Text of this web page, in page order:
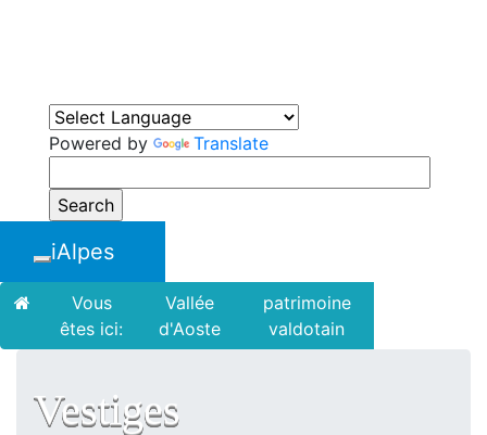
Powered by Translate
iAlpes
Vous
êtes ici:
Vallée
d'Aoste
patrimoine
valdotain
Vestiges